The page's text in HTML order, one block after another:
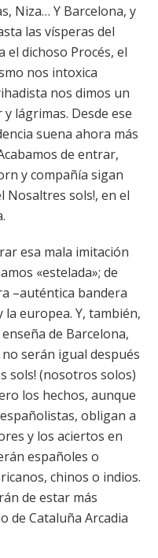
Niza… Y Barcelona, y
las vísperas del
el dichoso Procés, el
nos intoxica
nos dimos un
lágrimas. Desde ese
suena ahora más
de entrar,
y compañía sigan
Nosaltres sols!, en el
esa mala imitación
«estelada»; de
–auténtica bandera
la europea. Y, también,
de Barcelona,
serán igual después
sols! (nosotros solos)
los hechos, aunque
obligan a
y los aciertos en
españoles o
chinos o indios.
de estar más
de Cataluña Arcadia